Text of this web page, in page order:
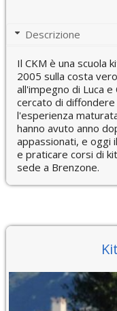
Descrizione
Il CKM è una scuola
2005 sulla costa
all'impegno di Luca e
cercato di
l'esperienza
hanno avuto anno
appassionati, e oggi
e praticare corsi di
sede a Brenzone.